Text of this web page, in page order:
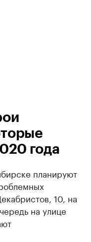
года
планируют
10, на
на улице